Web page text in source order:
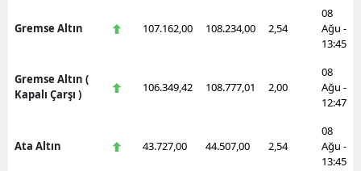
Gremse Altın 107.162,00 108.234,00 2,54
08
Ağu -
13:45
Gremse Altın (
Kapalı Çarşı )
106.349,42 108.777,01 2,00
08
Ağu -
12:47
Ata Altın 43.727,00 44.507,00 2,54
08
Ağu -
13:45